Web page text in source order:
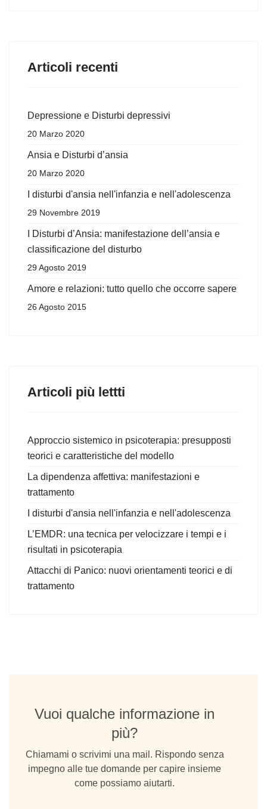
Articoli recenti
Depressione e Disturbi depressivi
20 Marzo 2020
Ansia e Disturbi d’ansia
20 Marzo 2020
I disturbi d'ansia nell'infanzia e nell'adolescenza
29 Novembre 2019
I Disturbi d’Ansia: manifestazione dell’ansia e
classificazione del disturbo
29 Agosto 2019
Amore e relazioni: tutto quello che occorre sapere
26 Agosto 2015
Articoli più lettti
Approccio sistemico in psicoterapia: presupposti
teorici e caratteristiche del modello
La dipendenza affettiva: manifestazioni e
trattamento
I disturbi d'ansia nell'infanzia e nell'adolescenza
L’EMDR: una tecnica per velocizzare i tempi e i
risultati in psicoterapia
Attacchi di Panico: nuovi orientamenti teorici e di
trattamento
Vuoi qualche informazione in
più?
Chiamami o scrivimi una mail. Rispondo senza
impegno alle tue domande per capire insieme
come possiamo aiutarti.